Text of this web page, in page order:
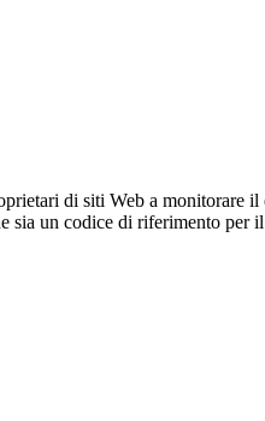
di siti Web a monitorare
sia un codice di riferimento per